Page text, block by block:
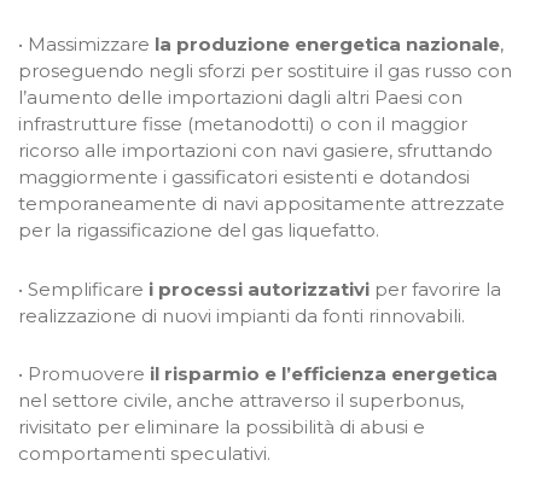
• Massimizzare la produzione energetica nazionale,
proseguendo negli sforzi per sostituire il gas russo con
l’aumento delle importazioni dagli altri Paesi con
infrastrutture fisse (metanodotti) o con il maggior
ricorso alle importazioni con navi gasiere, sfruttando
maggiormente i gassificatori esistenti e dotandosi
temporaneamente di navi appositamente attrezzate
per la rigassificazione del gas liquefatto.
• Semplificare i processi autorizzativi per favorire la
realizzazione di nuovi impianti da fonti rinnovabili.
• Promuovere il risparmio e l’efficienza energetica
nel settore civile, anche attraverso il superbonus,
rivisitato per eliminare la possibilità di abusi e
comportamenti speculativi.